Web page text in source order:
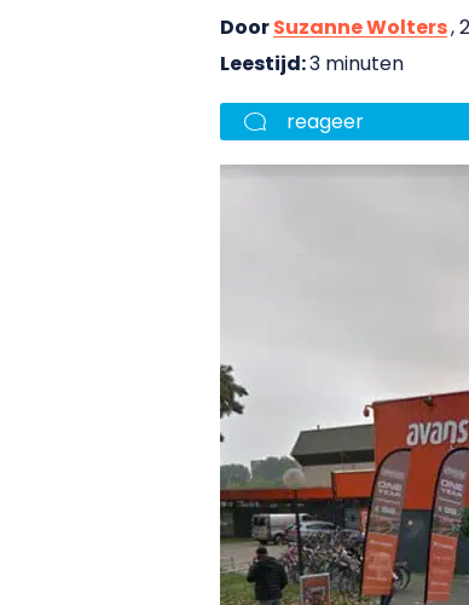
DoorSuzanne Wolters,
Leestijd:3 minuten
reageer